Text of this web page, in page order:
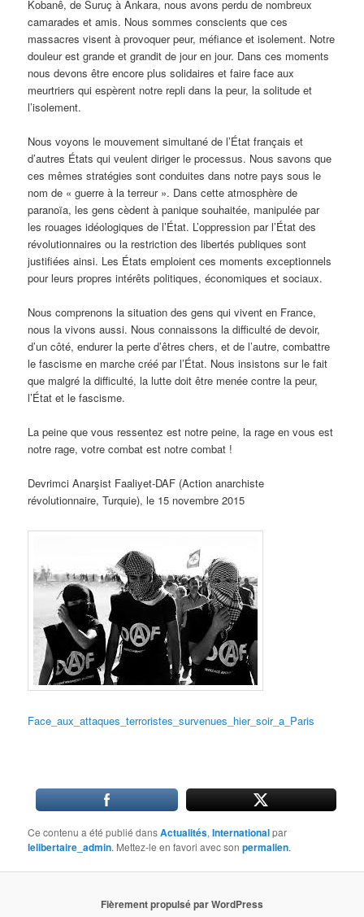
Kobanê, de Suruç à Ankara, nous avons perdu de nombreux
camarades et amis. Nous sommes conscients que ces
massacres visent à provoquer peur, méfiance et isolement. Notre
douleur est grande et grandit de jour en jour. Dans ces moments
nous devons être encore plus solidaires et faire face aux
meurtriers qui espèrent notre repli dans la peur, la solitude et
l’isolement.
Nous voyons le mouvement simultané de l’État français et
d’autres États qui veulent diriger le processus. Nous savons que
ces mêmes stratégies sont conduites dans notre pays sous le
nom de « guerre à la terreur ». Dans cette atmosphère de
paranoïa, les gens cèdent à panique souhaitée, manipulée par
les rouages idéologiques de l’État. L’oppression par l’État des
révolutionnaires ou la restriction des libertés publiques sont
justifiées ainsi. Les États emploient ces moments exceptionnels
pour leurs propres intérêts politiques, économiques et sociaux.
Nous comprenons la situation des gens qui vivent en France,
nous la vivons aussi. Nous connaissons la difficulté de devoir,
d’un côté, endurer la perte d’êtres chers, et de l’autre, combattre
le fascisme en marche créé par l’État. Nous insistons sur le fait
que malgré la difficulté, la lutte doit être menée contre la peur,
l’État et le fascisme.
La peine que vous ressentez est notre peine, la rage en vous est
notre rage, votre combat est notre combat !
Devrimci Anarşist Faaliyet-DAF (Action anarchiste
révolutionnaire, Turquie), le 15 novembre 2015
Face_aux_attaques_terroristes_survenues_hier_soir_a_Paris
Ce contenu a été publié dansActualités,Internationalpar
lelibertaire_admin. Mettez-le en favori avec sonpermalien.
Fièrement propulsé par WordPress